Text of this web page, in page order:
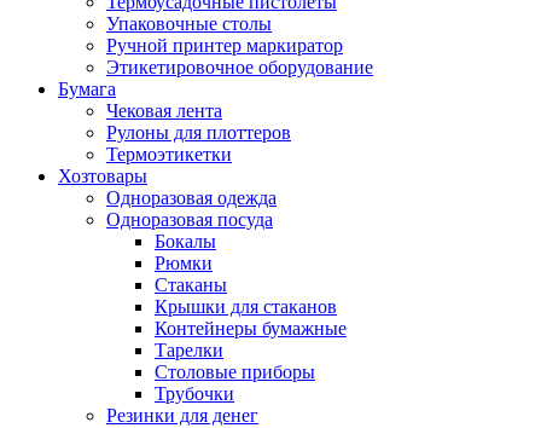
Упаковочные столы
Ручной принтер маркиратор
Этикетировочное оборудование
Бумага
Чековая лента
Рулоны для плоттеров
Термоэтикетки
Хозтовары
Одноразовая одежда
Одноразовая посуда
Бокалы
Рюмки
Стаканы
Крышки для стаканов
Контейнеры бумажные
Тарелки
Столовые приборы
Трубочки
Резинки для денег